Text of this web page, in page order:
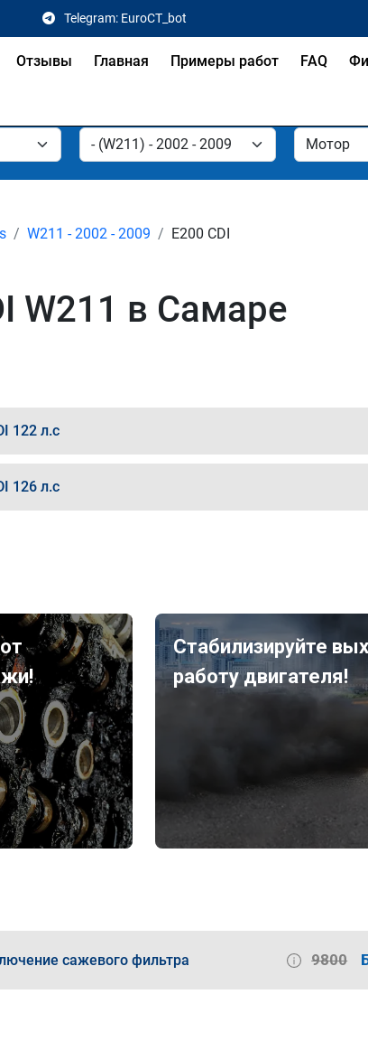
Telegram: EuroCT_bot
Отзывы Главная Примеры работ FAQ
W211 - 2002 - 2009 E200 CDI
W211 в Самаре
122 л.с
126 л.с
Стабилизируйте
работу двигателя!
сажевого фильтра 9800